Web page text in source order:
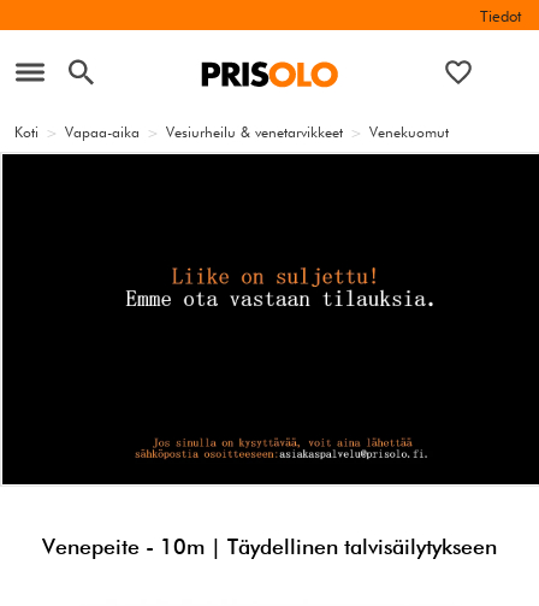
Tiedot
Koti > Vapaa-aika > Vesiurheilu & venetarvikkeet > Venekuomut
Venepeite - 10m | Täydellinen talvisäilytykseen